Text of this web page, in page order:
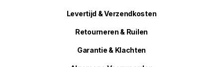
Levertijd & Verzendkosten
Retourneren & Ruilen
Garantie & Klachten